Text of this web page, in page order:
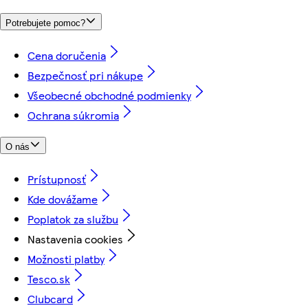
Potrebujete pomoc?
Cena doručenia
Bezpečnosť pri nákupe
Všeobecné obchodné podmienky
Ochrana súkromia
O nás
Prístupnosť
Kde dovážame
Poplatok za službu
Nastavenia cookies
Možnosti platby
Tesco.sk
Clubcard